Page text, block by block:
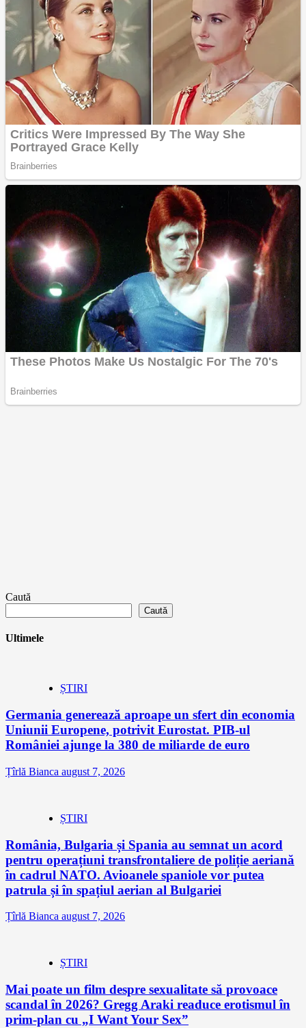
Caută
Caută
Ultimele
ȘTIRI
Germania generează aproape un sfert din economia
Uniunii Europene, potrivit Eurostat. PIB-ul
României ajunge la 380 de miliarde de euro
Țîrlă Bianca august 7, 2026
ȘTIRI
România, Bulgaria și Spania au semnat un acord
pentru operațiuni transfrontaliere de poliție aeriană
în cadrul NATO. Avioanele spaniole vor putea
patrula și în spațiul aerian al Bulgariei
Țîrlă Bianca august 7, 2026
ȘTIRI
Mai poate un film despre sexualitate să provoace
scandal în 2026? Gregg Araki readuce erotismul în
prim-plan cu „I Want Your Sex”